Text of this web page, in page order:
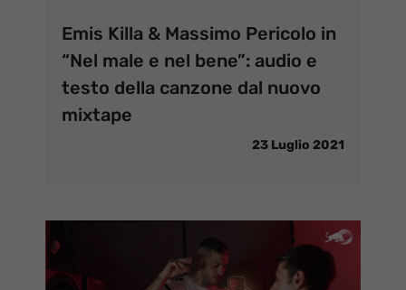
Emis Killa & Massimo Pericolo in
“Nel male e nel bene”: audio e
testo della canzone dal nuovo
mixtape
23 Luglio 2021